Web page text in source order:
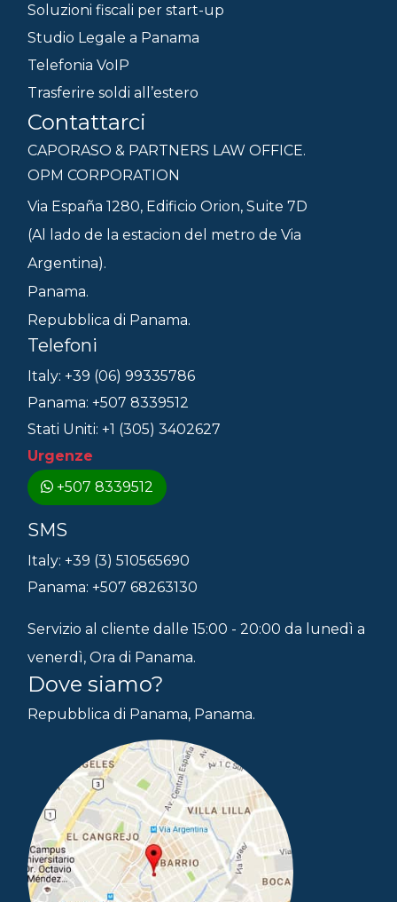
Soluzioni fiscali per start-up
Studio Legale a Panama
Telefonia VoIP
Trasferire soldi all’estero
Contattarci
CAPORASO & PARTNERS LAW OFFICE.
OPM CORPORATION
Via España 1280, Edificio Orion, Suite 7D
(Al lado de la estacion del metro de Via
Argentina).
Panama.
Repubblica di Panama.
Telefoni
Italy: +39 (06) 99335786
Panama: +507 8339512
Stati Uniti: +1 (305) 3402627
Urgenze
+507 8339512
SMS
Italy: +39 (3) 510565690
Panama: +507 68263130
Servizio al cliente dalle 15:00 - 20:00 da lunedì a
venerdì, Ora di Panama.
Dove siamo?
Repubblica di Panama, Panama.